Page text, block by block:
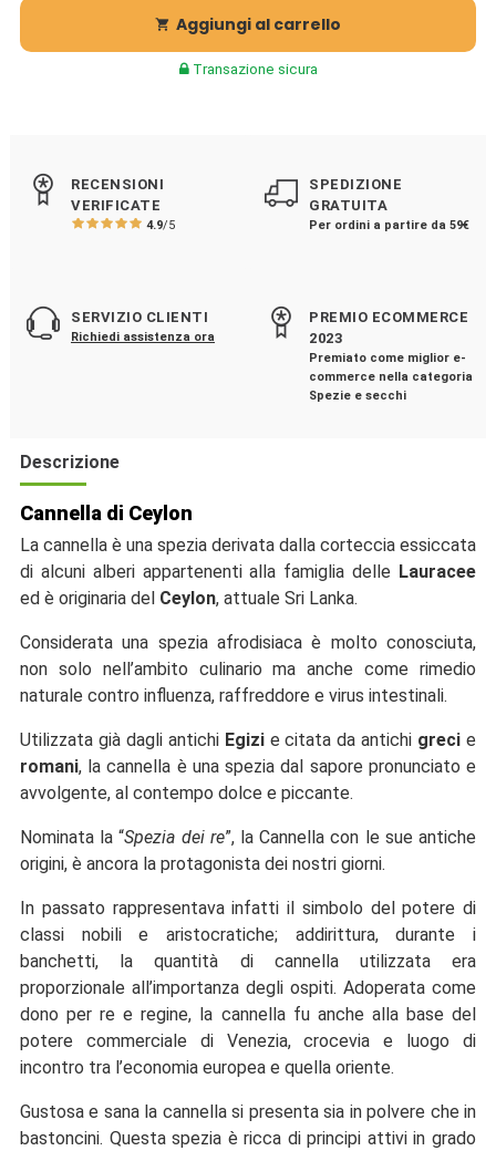
 Aggiungi al carrello
Transazione sicura
RECENSIONI
VERIFICATE
4.9/5
SPEDIZIONE
GRATUITA
Per ordini a partire da 59€
SERVIZIO CLIENTI
Richiedi assistenza ora
PREMIO ECOMMERCE
2023
Premiato come miglior e-
commerce nella categoria
Spezie e secchi
Descrizione
Cannella di Ceylon
La cannella è una spezia derivata dalla corteccia essiccata
di alcuni alberi appartenenti alla famiglia delle Lauracee
ed è originaria del Ceylon, attuale Sri Lanka.
Considerata una spezia afrodisiaca è molto conosciuta,
non solo nell’ambito culinario ma anche come rimedio
naturale contro influenza, raffreddore e virus intestinali.
Utilizzata già dagli antichi Egizie citata da antichi greci e
romani, la cannella è una spezia dal sapore pronunciato e
avvolgente, al contempo dolce e piccante.
Nominata la “Spezia dei re”, la Cannella con le sue antiche
origini, è ancora la protagonista dei nostri giorni.
In passato rappresentava infatti il simbolo del potere di
classi nobili e aristocratiche; addirittura, durante i
banchetti, la quantità di cannella utilizzata era
proporzionale all’importanza degli ospiti. Adoperata come
dono per re e regine, la cannella fu anche alla base del
potere commerciale di Venezia, crocevia e luogo di
incontro tra l’economia europea e quella oriente.
Gustosa e sana la cannella si presenta sia in polvere che in
bastoncini. Questa spezia è ricca di principi attivi in grado